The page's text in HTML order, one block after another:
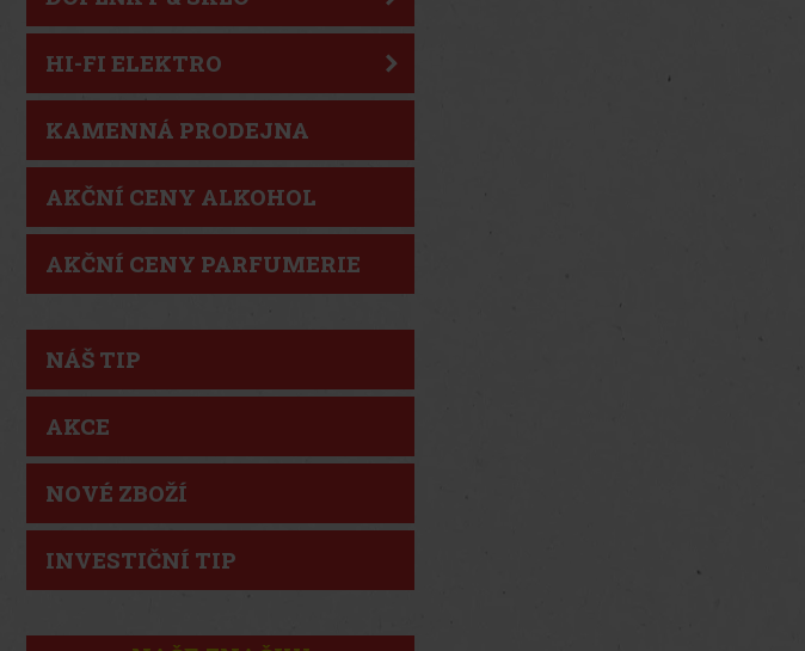
HI-FI ELEKTRO
KAMENNÁ PRODEJNA
AKČNÍ CENY ALKOHOL
AKČNÍ CENY PARFUMERIE
NÁŠ TIP
AKCE
NOVÉ ZBOŽÍ
INVESTIČNÍ TIP